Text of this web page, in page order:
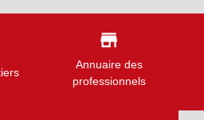
store
Annuaire des
professionnels